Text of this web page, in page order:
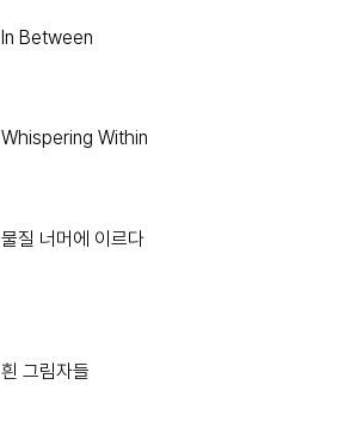
In Between
Whispering Within
물질 너머에 이르다
흰 그림자들